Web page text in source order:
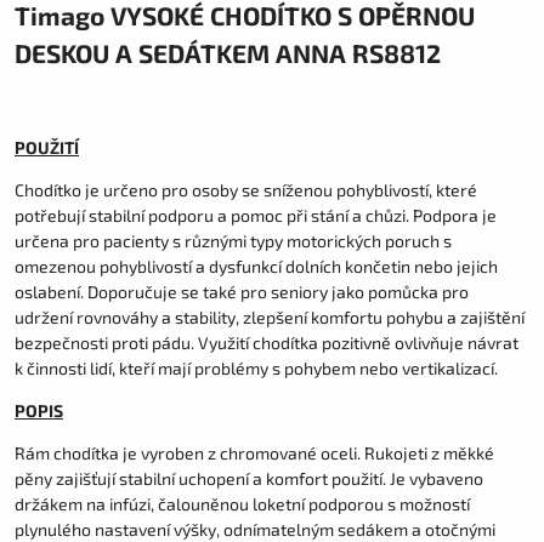
Timago VYSOKÉ CHODÍTKO S OPĚRNOU
DESKOU A SEDÁTKEM ANNA RS8812
POUŽITÍ
Chodítko je určeno pro osoby se sníženou pohyblivostí, které
potřebují stabilní podporu a pomoc při stání a chůzi. Podpora je
určena pro pacienty s různými typy motorických poruch s
omezenou pohyblivostí a dysfunkcí dolních končetin nebo jejich
oslabení. Doporučuje se také pro seniory jako pomůcka pro
udržení rovnováhy a stability, zlepšení komfortu pohybu a zajištění
bezpečnosti proti pádu. Využití chodítka pozitivně ovlivňuje návrat
k činnosti lidí, kteří mají problémy s pohybem nebo vertikalizací.
POPIS
Rám chodítka je vyroben z chromované oceli. Rukojeti z měkké
pěny zajišťují stabilní uchopení a komfort použití. Je vybaveno
držákem na infúzi, čalouněnou loketní podporou s možností
plynulého nastavení výšky, odnímatelným sedákem a otočnými